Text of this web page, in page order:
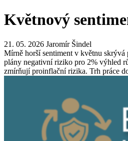
Květnový
21. 05. 2026 Jaromír Šindel
Mírně horší sentiment v květnu
plány negativní riziko pro 2% výhled
zmírňují proinflační rizika. Trh práce